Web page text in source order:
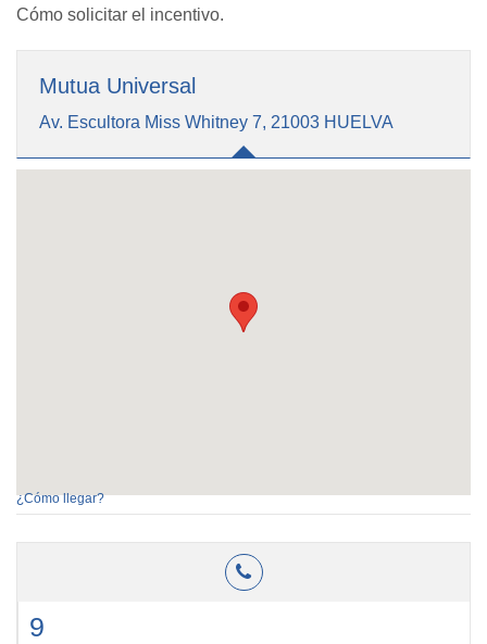
Cómo solicitar el incentivo.
Mutua Universal
Av. Escultora Miss Whitney 7, 21003 HUELVA
¿Cómo llegar?
9